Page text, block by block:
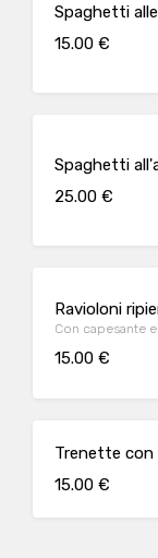
Spaghetti
15.00 €
Spaghetti
25.00 €
Ravioloni
Con capesante
15.00 €
Trenette con
15.00 €